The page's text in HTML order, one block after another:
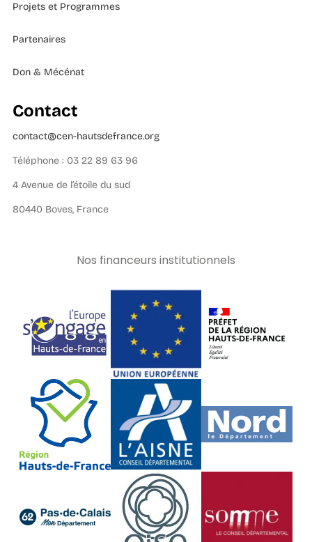
Projets et Programmes
Partenaires
Don & Mécénat
Contact
contact@cen-hautsdefrance.org
Téléphone : 03 22 89 63 96
4 Avenue de l’étoile du sud
80440 Boves, France
Nos financeurs institutionnels